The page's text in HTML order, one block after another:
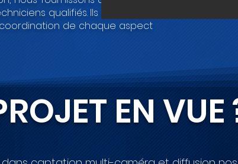
qualifiés. Ils assureront
de chaque aspect
EN VUE